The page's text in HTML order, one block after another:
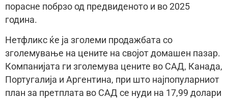
порасне побрзо од предвиденото и во 2025
година.
Нетфликс ќе ја зголеми продажбата со
зголемување на цените на својот домашен пазар.
Компанијата ги зголемува цените во САД, Канада,
Португалија и Аргентина, при што најпопуларниот
план за претплата во САД се нуди на 17,99 долари